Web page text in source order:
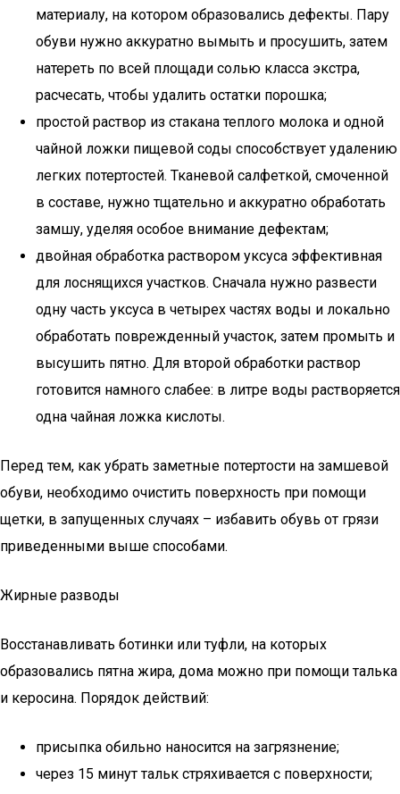
материалу, на котором образовались дефекты. Пару
обуви нужно аккуратно вымыть и просушить, затем
натереть по всей площади солью класса экстра,
расчесать, чтобы удалить остатки порошка;
простой раствор из стакана теплого молока и одной
чайной ложки пищевой соды способствует удалению
легких потертостей. Тканевой салфеткой, смоченной
в составе, нужно тщательно и аккуратно обработать
замшу, уделяя особое внимание дефектам;
двойная обработка раствором уксуса эффективная
для лоснящихся участков. Сначала нужно развести
одну часть уксуса в четырех частях воды и локально
обработать поврежденный участок, затем промыть и
высушить пятно. Для второй обработки раствор
готовится намного слабее: в литре воды растворяется
одна чайная ложка кислоты.
Перед тем, как убрать заметные потертости на замшевой
обуви, необходимо очистить поверхность при помощи
щетки, в запущенных случаях – избавить обувь от грязи
приведенными выше способами.
Жирные разводы
Восстанавливать ботинки или туфли, на которых
образовались пятна жира, дома можно при помощи талька
и керосина. Порядок действий:
присыпка обильно наносится на загрязнение;
через 15 минут тальк стряхивается с поверхности;